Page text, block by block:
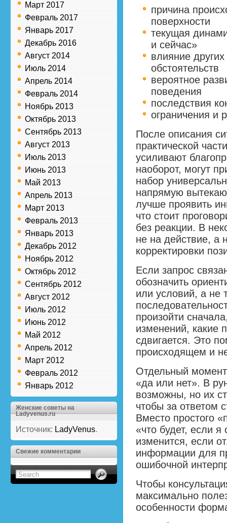
Март 2017
Февраль 2017
Январь 2017
Декабрь 2016
Август 2014
Июль 2014
Апрель 2014
Февраль 2014
Ноябрь 2013
Октябрь 2013
Сентябрь 2013
Август 2013
Июль 2013
Июнь 2013
Май 2013
Апрель 2013
Март 2013
Февраль 2013
Январь 2013
Декабрь 2012
Ноябрь 2012
Октябрь 2012
Сентябрь 2012
Август 2012
Июль 2012
Июнь 2012
Май 2012
Апрель 2012
Март 2012
Февраль 2012
Январь 2012
Женские советы на
Ladyvenus.ru
Источник: LadyVenus.
Свежие комментарии
причина
поверхности
текущая
и сейчас»
влияние
обстоятельств
вероятное
поведения
последствия
ограничения и
После описания
практической
усиливают
наоборот, могут
набор
напрямую
лучше проявить
что стоит
без реакции. В
не на действие, а
корректировки
Если запрос
обозначить
или условий, а не
произойти
изменений, какие
сдвигается. Это
происходящем и
Отдельный
«да или нет». В
возможны, но их
чтобы за ответом
Вместо простого
«что будет, если
изменится, если
информации для
ошибочной
Чтобы
максимально
особенности